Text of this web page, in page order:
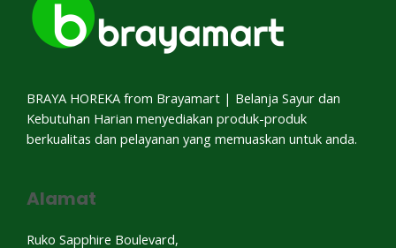
BRAYA HOREKA from Brayamart | Belanja Sayur dan
Kebutuhan Harian menyediakan produk-produk
berkualitas dan pelayanan yang memuaskan untuk anda.
Alamat
Ruko Sapphire Boulevard,